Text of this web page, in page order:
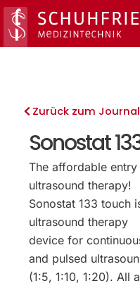
Zum
Inhalt
springen
Zurück zum Journal
Sonostat
The affordable entry
ultrasound therapy!
Sonostat 133 touch
ultrasound therapy
device for
and pulsed
(1:5, 1:10, 1:20). All